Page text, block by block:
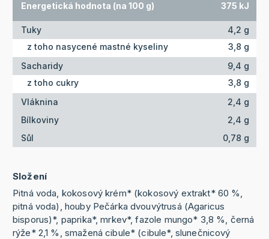
Energetická hodnota (na 100 g) 375 kJ
Tuky
4,2 g
z toho nasycené mastné kyseliny
3,8 g
Sacharidy
9,4 g
z toho cukry
3,8 g
Vláknina
2,4 g
Bílkoviny
2,4 g
Sůl
0,78 g
Složení
Pitná voda, kokosový krém* (kokosový extrakt* 60 %,
pitná voda), houby Pečárka dvouvýtrusá (Agaricus
bisporus)*, paprika*, mrkev*, fazole mungo* 3,8 %, černá
rýže* 2,1 %, smažená cibule* (cibule*, slunečnicový